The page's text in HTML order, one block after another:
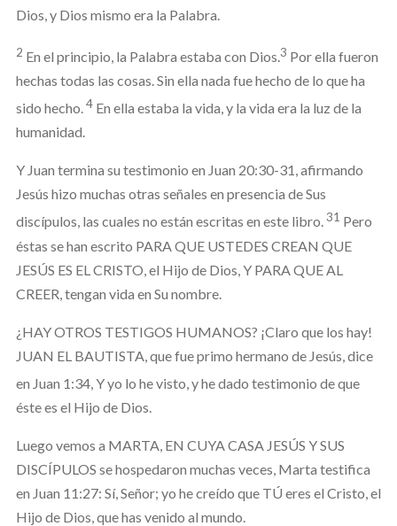
Dios, y Dios mismo era la Palabra.
2 En el principio, la Palabra estaba con Dios.3 Por ella fueron
hechas todas las cosas. Sin ella nada fue hecho de lo que ha
sido hecho.4 En ella estaba la vida, y la vida era la luz de la
humanidad.
Y Juan termina su testimonio en Juan 20:30-31, afirmando
Jesús hizo muchas otras señales en presencia de Sus
discípulos, las cuales no están escritas en este libro.31 Pero
éstas se han escrito PARA QUE USTEDES CREAN QUE
JESÚS ES EL CRISTO, el Hijo de Dios, Y PARA QUE AL
CREER, tengan vida en Su nombre.
¿HAY OTROS TESTIGOS HUMANOS? ¡Claro que los hay!
JUAN EL BAUTISTA, que fue primo hermano de Jesús, dice
en Juan 1:34,Y yo lo he visto, y he dado testimonio de que
éste es el Hijo de Dios.
Luego vemos a MARTA, EN CUYA CASA JESÚS Y SUS
DISCÍPULOS se hospedaron muchas veces, Marta testifica
en Juan 11:27: Sí, Señor; yo he creído que TÚ eres el Cristo, el
Hijo de Dios, que has venido al mundo.